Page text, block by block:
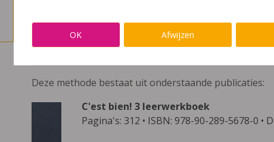
Uitgeverij
Pelckmans
Deze methode bestaat uit onderstaande publicaties:
C'est bien! 3 leerwerkboek
Pagina's: 312 • ISBN: 978-90-289-5678-0 •
OK Afwijzen